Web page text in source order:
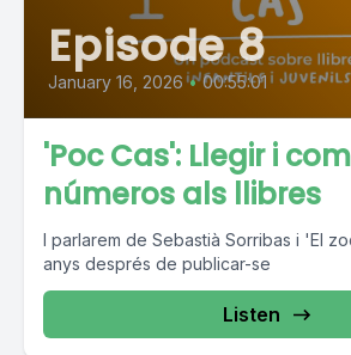
Episode 8
January 16, 2026 • 00:55:01
'Poc Cas': Llegir i
números als llibres
I parlarem de Sebastià Sorribas i 'El
anys després de publicar-se
Listen